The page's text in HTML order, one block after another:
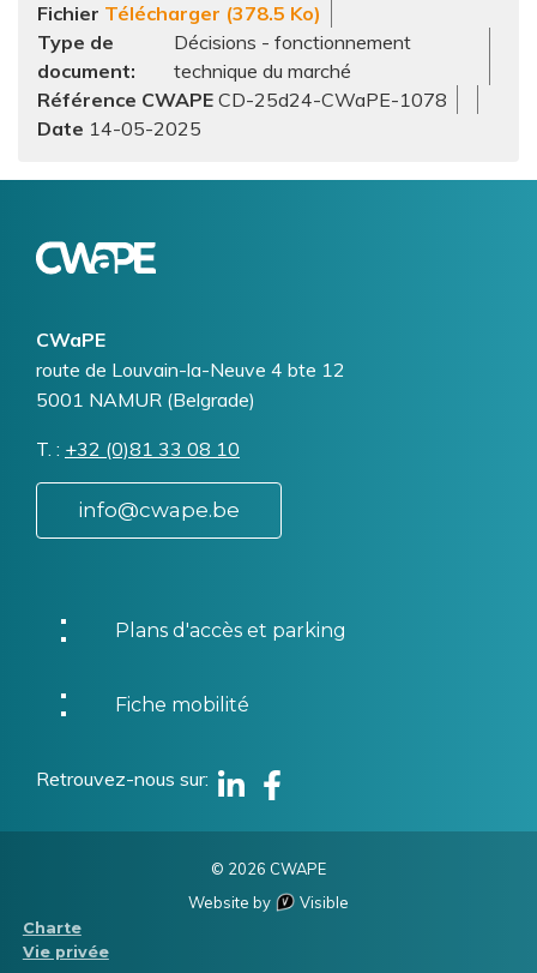
Fichier Télécharger (378.5 Ko)
Type de
document
Décisions - fonctionnement
technique du marché
Référence CWAPE CD-25d24-CWaPE-1078
14-05-2025
CWaPE
Addresse
route de Louvain-la-Neuve 4 bte 12
5001 NAMUR (Belgrade)
T. Téléphone
+32 (0)81 33 08 10
info@cwape.be
Plans d'accès et parking
Fiche mobilité
Retrouvez-nous sur
Linkedin
Facebook
© 2026 CWAPE
Website by
Visible
Menu
Pied
Charte
Vie privée